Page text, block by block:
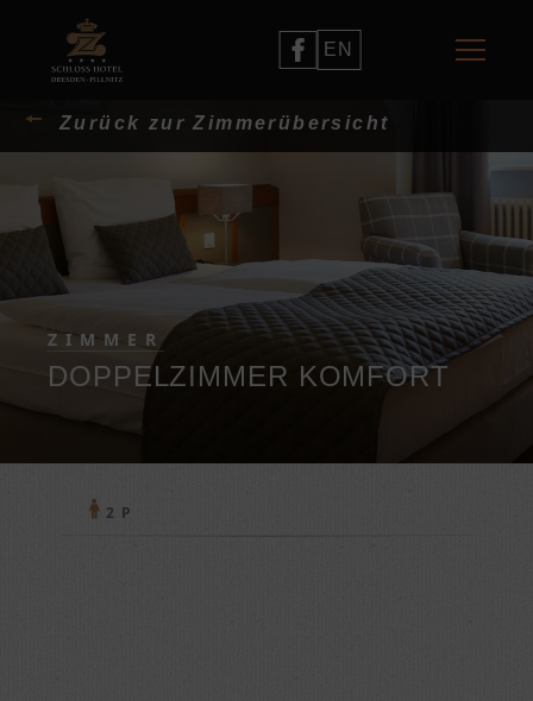
EN
Zurück zur Zimmerübersicht
ZIMMER
DOPPELZIMMER KOMFORT
2 P